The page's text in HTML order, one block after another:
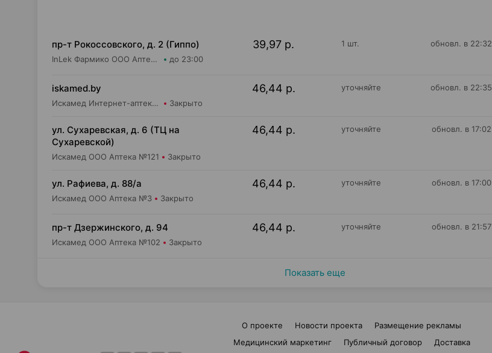
пр-т Рокоссовского, д. 2 (Гиппо)
InLek Фармико ООО Аптека №19 до 23:00
39,97 р. 1 шт. обновл. в 22:32
iskamed.by
Искамед Интернет-аптека Iskamed.by Закрыто
46,44 р. уточняйте обновл. в 22:35
ул. Сухаревская, д. 6 (ТЦ на
Сухаревской)
Искамед ООО Аптека №121 Закрыто
46,44 р. уточняйте обновл. в 17:02
ул. Рафиева, д. 88/а
Искамед ООО Аптека №3 Закрыто
46,44 р. уточняйте обновл. в 17:00
пр-т Дзержинского, д. 94
Искамед ООО Аптека №102 Закрыто
46,44 р. уточняйте обновл. в 21:57
Показать еще
О проекте Новости проекта
Размещение рекламы
Медицинский маркетинг
Публичный договор Доставка